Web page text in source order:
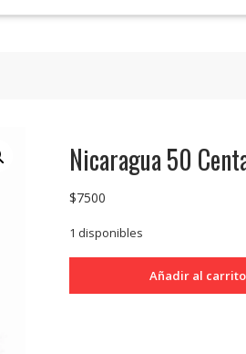
Nicaragua 50
$7500
1 disponibles
Añadir al carrito